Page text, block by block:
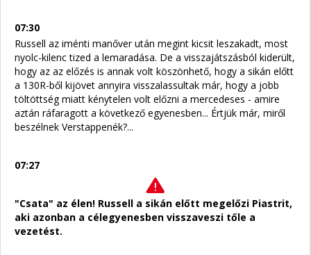
07:30
Russell az iménti manőver után megint kicsit leszakadt, most
nyolc-kilenc tized a lemaradása. De a visszajátszásból kiderült,
hogy az az előzés is annak volt köszönhető, hogy a sikán előtt
a 130R-ből kijövet annyira visszalassultak már, hogy a jobb
töltöttség miatt kénytelen volt előzni a mercedeses - amire
aztán ráfaragott a következő egyenesben... Értjük már, miről
beszélnek Verstappenék?...
07:27
"Csata" az élen! Russell a sikán előtt megelőzi Piastrit,
aki azonban a célegyenesben visszaveszi tőle a
vezetést.